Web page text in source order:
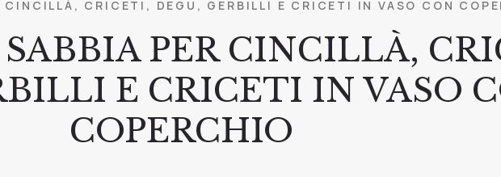
CINCILLÀ, CRICETI, DEGU, GERBILLI E CRICETI IN VASO CON
PER CINCILLÀ,
E CRICETI IN VASO
COPERCHIO